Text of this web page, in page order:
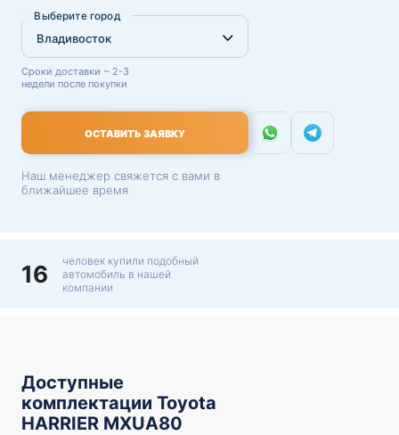
Выберите город
Сроки доставки ~ 2-3
недели после покупки
ОСТАВИТЬ ЗАЯВКУ
Наш менеджер свяжется с вами в
ближайшее время
16
человек купили подобный
автомобиль в нашей
компании
Доступные
комплектации Toyota
HARRIER MXUA80